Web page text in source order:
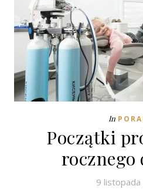
In
Początki
rocznego
9